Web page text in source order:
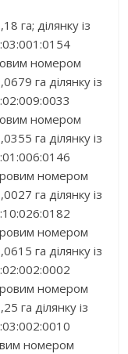
га; ділянку із
номером
га ділянку із
номером
га ділянку із
номером
га ділянку із
номером
га ділянку із
номером
га ділянку із
номером